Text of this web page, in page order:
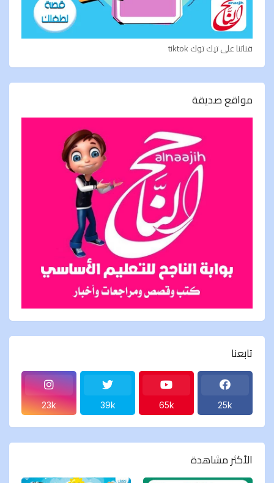
قناتنا على تيك توك tiktok
مواقع صديقة
تابعنا
25k
65k
39k
23k
الأكثر مشاهدة